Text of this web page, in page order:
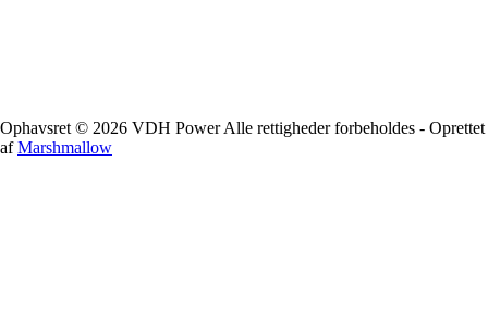
Ophavsret © 2026 VDH Power Alle rettigheder forbeholdes - Oprettet
afMarshmallow